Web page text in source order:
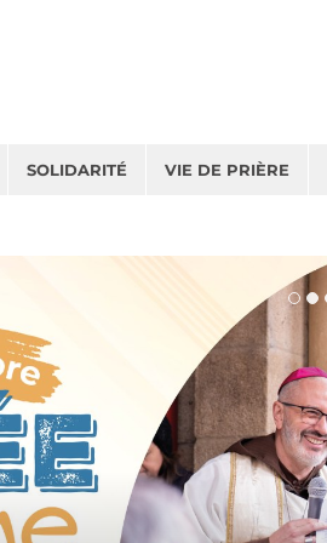
SOLIDARITÉ VIE DE PRIÈRE